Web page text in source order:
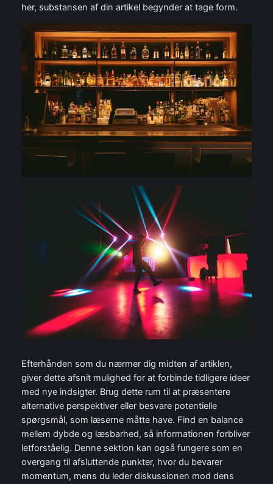
her, substansen af din artikel begynder at tage form.
Efterhånden som du nærmer dig midten af artiklen,
giver dette afsnit mulighed for at forbinde tidligere ideer
med nye indsigter. Brug dette rum til at præsentere
alternative perspektiver eller besvare potentielle
spørgsmål, som læserne måtte have. Find en balance
mellem dybde og læsbarhed, så informationen forbliver
letforståelig. Denne sektion kan også fungere som en
overgang til afsluttende punkter, hvor du bevarer
momentum, mens du leder diskussionen mod dens